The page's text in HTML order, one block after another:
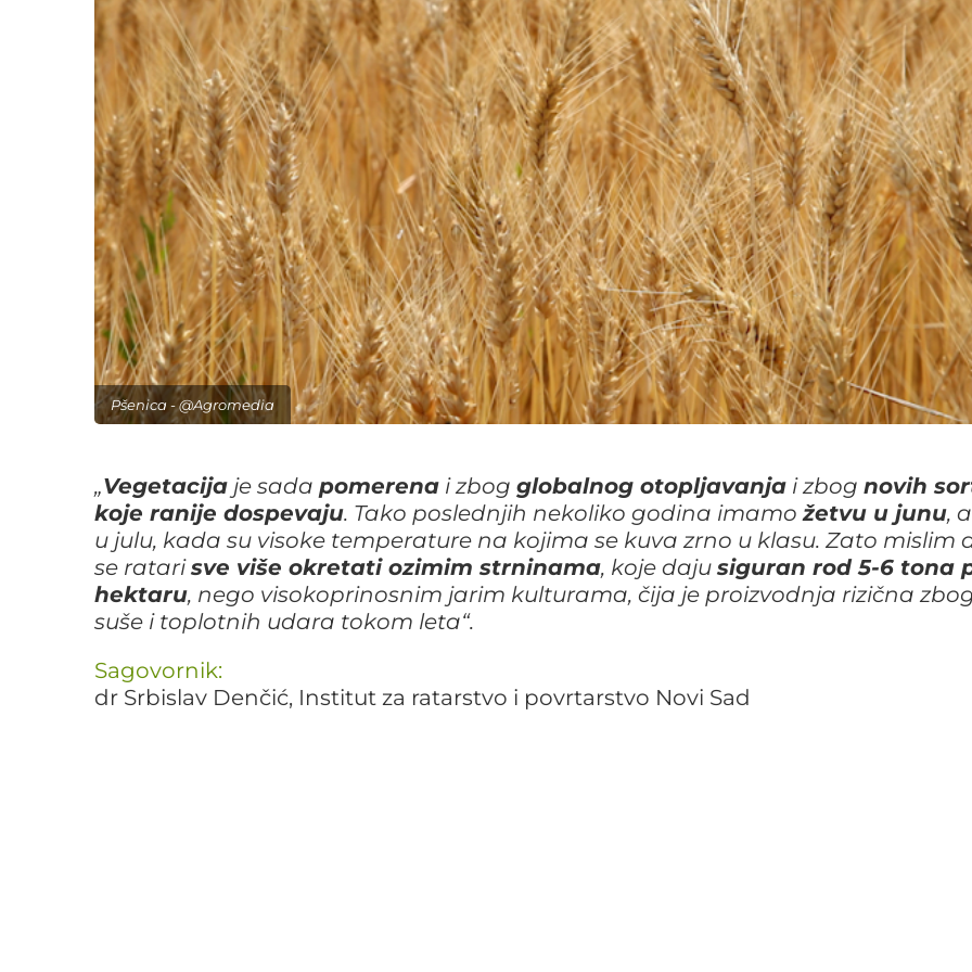
Pšenica - @Agromedia
„Vegetacija je sada pomerena i zbog globalnog otopljavanja i zbog novih
koje ranije dospevaju. Tako poslednjih nekoliko godina imamo žetvu u junu,
u julu, kada su visoke temperature na kojima se kuva zrno u klasu. Zato mislim
se ratarisve više okretati ozimim strninama, koje daju siguran rod 5-6 tona
hektaru, nego visokoprinosnim jarim kulturama, čija je proizvodnja rizična
suše i toplotnih udara tokom leta“.
Sagovornik:
dr Srbislav Denčić, Institut za ratarstvo i povrtarstvo Novi Sad